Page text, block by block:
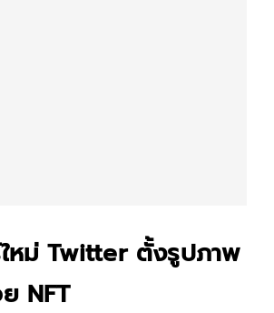
หม่ Twitter ตั้งรูปภาพ
NFT